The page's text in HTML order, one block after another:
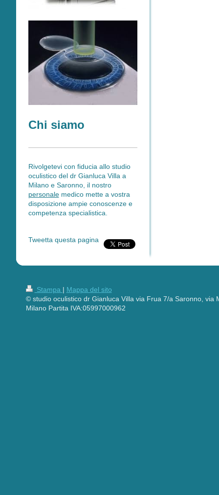
Chi siamo
Rivolgetevi con fiducia allo studio
oculistico del dr Gianluca Villa a
Milano e Saronno, il nostro
personalemedico mette a vostra
disposizione ampie conoscenze e
competenza specialistica.
Tweetta questa pagina
Stampa | Mappa del sito
© studio oculistico dr Gianluca Villa via Frua 7/a Saronno, via
Milano Partita IVA:05997000962